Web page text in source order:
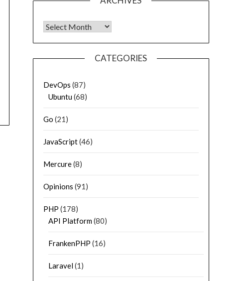
Archives
CATEGORIES
DevOps (87)
Ubuntu(68)
Go (21)
JavaScript(46)
Mercure(8)
Opinions (91)
PHP (178)
API Platform(80)
FrankenPHP (16)
Laravel(1)